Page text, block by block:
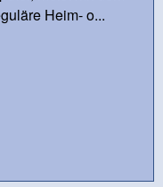
Heim- o...